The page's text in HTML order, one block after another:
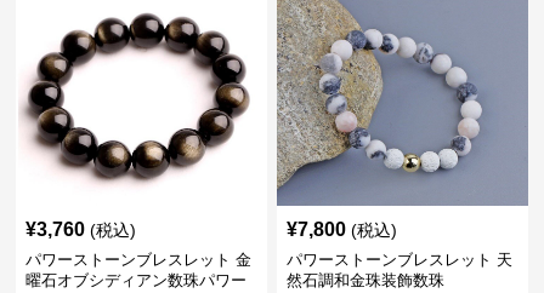
¥3,760 (税込)
パワーストーンブレスレット 金
曜石オブシディアン数珠パワー
¥7,800 (税込)
パワーストーンブレスレット 天
然石調和金珠装飾数珠